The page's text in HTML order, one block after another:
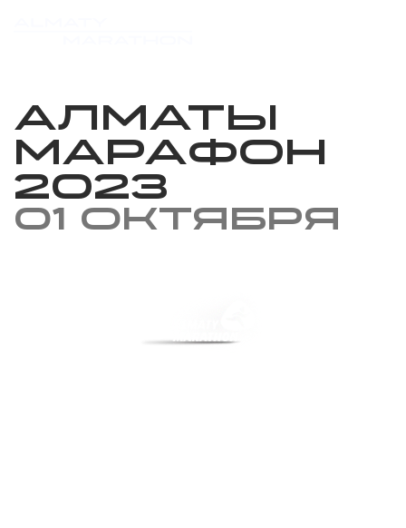
Алматы
марафон
2023
01 октября